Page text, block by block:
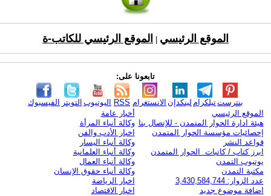
الموقع الرئيسي الموقع الرئيسي للكاتب-ة
تابعونا على:
الفيسبوك التويتر اليوتيوب RSS الانستغرام لينكدإن تيلكرامبنترست
الموقع الرئيسي
هيئة ادارة الحوار المتمدن - للإتصال بنا
إحصائيات مؤسسة الحوار المتمدن
قواعد النشر
ابرز كتاب / كاتبات الحوار المتمدن
يوتيوب التمدن
مكتبة التمدن
عدد الزوار: 3,430,584,744
اضافة موضوع جديد
أخبار عامة
وكالة أنباء المرأة
اخبار الأدب والفن
وكالة أنباء اليسار
وكالة أنباء العلمانية
وكالة أنباء العمال
وكالة أنباء حقوق الإنسان
اخبار الرياضة
اخبار الاقتصاد